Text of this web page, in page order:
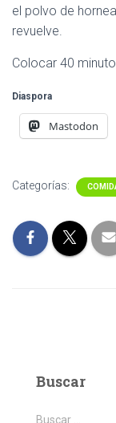
el polvo de
revuelve.
Colocar 40
Diaspora
Mastodon
Categorías:
Buscar
Buscar:
Buscar …